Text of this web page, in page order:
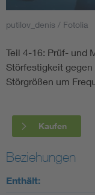
Smart Cities
DKE
Blitzschutz: DIN
Circular Economy
Cybersecurity in
putilov_denis / Fotolia
Teil 4-16: Prüf- und
Störfestigkeit
Störgrößen um
Kaufen
Beziehungen
Enthält: